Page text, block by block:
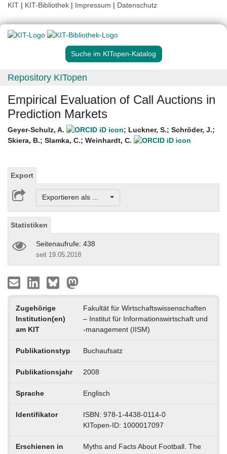
KIT | KIT-Bibliothek | Impressum | Datenschutz
Suche im KITopen-Katalog
Repository KITopen
Empirical Evaluation of Call Auctions in
Prediction Markets
Geyer-Schulz, A. ; Luckner, S.; Schröder, J.;
Skiera, B.; Slamka, C.; Weinhardt, C.
Export
Exportieren als ...
Statistiken
Seitenaufrufe: 438
seit 19.05.2018
Zugehörige
Institution(en)
am KIT
Fakultät für Wirtschaftswissenschaften
– Institut für Informationswirtschaft und
-management (IISM)
Publikationstyp Buchaufsatz
Publikationsjahr 2008
Sprache Englisch
Identifikator
ISBN: 978-1-4438-0114-0
KITopen-ID: 1000017097
Erschienen in
Myths and Facts About Football. The